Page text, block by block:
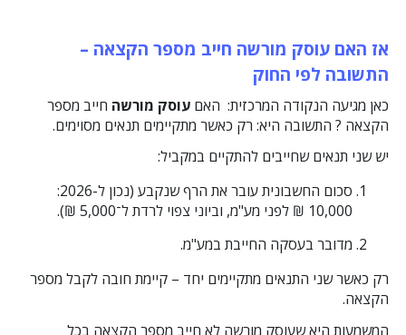
אז האם עוסק מורשה חייב מספר הקצאה –
התשובה לפי החוק
כאן מגיעה הנקודה המרכזית: האםעוסק מורשה חייב מספר
הקצאה ? התשובה היא: רק כאשר מתקיימים תנאים מסוימים.
יש שני תנאים שחייבים להתקיים במקביל:
סכום החשבונית עובר את הרף שנקבע (נכון ל-2026:
10,000 ₪ לפני מע"מ, וביוני צפוי לרדת ל־5,000 ₪).
מדובר בעסקה החייבת במע"מ.
רק כאשר שני התנאים מתקיימים יחד – קיימת חובה לקבל מספר
הקצאה.
המשמעות היא שעוסק מורשה לא חייב מספר הקצאה בכל